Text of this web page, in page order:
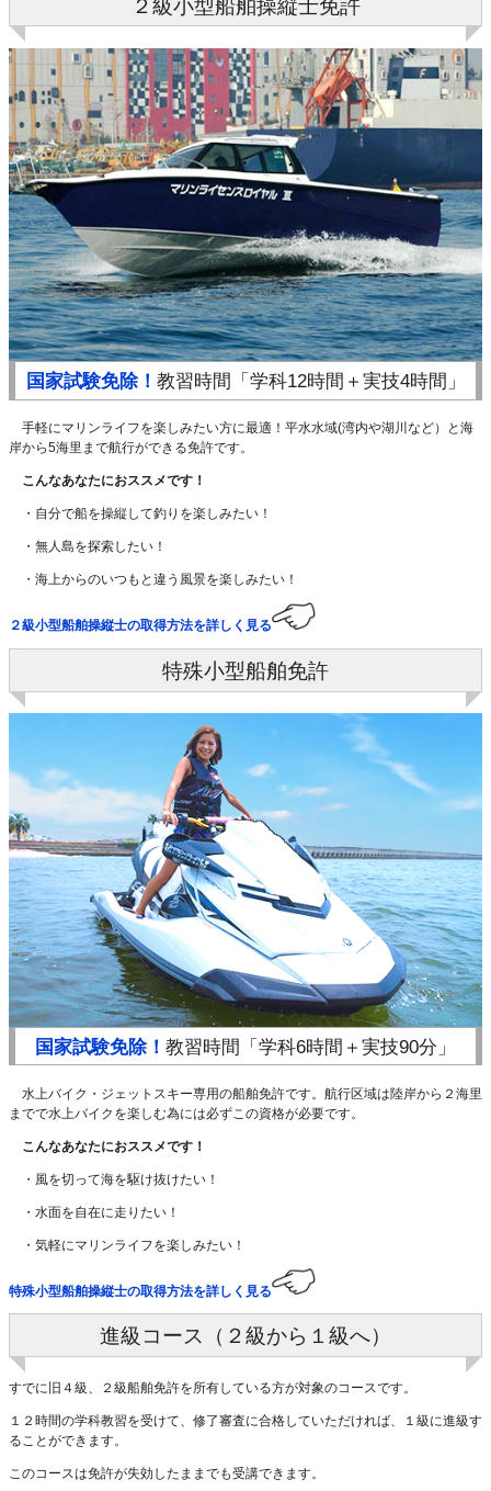
２級小型船舶操縦士免許
国家試験免除！ 教習時間「学科12時間＋実技4時間」
手軽にマリンライフを楽しみたい方に最適！平水水域(湾内や湖川など）と海
岸から5海里まで航行ができる免許です。
こんなあなたにおススメです！
・自分で船を操縦して釣りを楽しみたい！
・無人島を探索したい！
・海上からのいつもと違う風景を楽しみたい！
２級小型船舶操縦士の取得方法を詳しく見る
特殊小型船舶免許
国家試験免除！ 教習時間「学科6時間＋実技90分」
水上バイク・ジェットスキー専用の船舶免許です。航行区域は陸岸から２海里
までで水上バイクを楽しむ為には必ずこの資格が必要です。
こんなあなたにおススメです！
・風を切って海を駆け抜けたい！
・水面を自在に走りたい！
・気軽にマリンライフを楽しみたい！
特殊小型船舶操縦士の取得方法を詳しく見る
進級コース（２級から１級へ）
すでに旧４級、２級船舶免許を所有している方が対象のコースです。
１２時間の学科教習を受けて、修了審査に合格していただければ、１級に進級す
ることができます。
このコースは免許が失効したままでも受講できます。